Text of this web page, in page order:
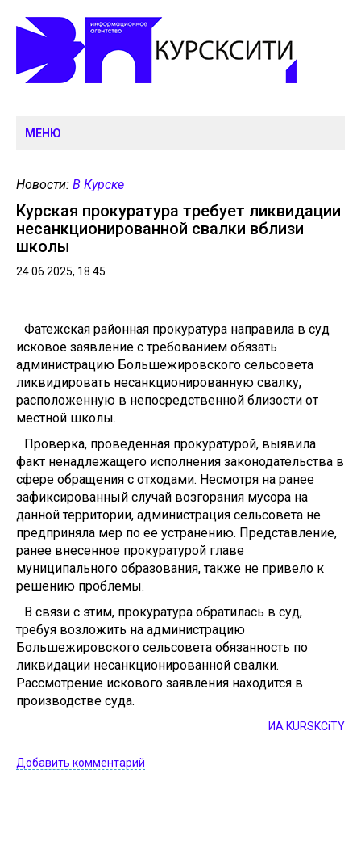
МЕНЮ
Новости: В Курске
Курская прокуратура требует ликвидации
несанкционированной свалки вблизи
школы
24.06.2025, 18.45
Фатежская районная прокуратура направила в суд
исковое заявление с требованием обязать
администрацию Большежировского сельсовета
ликвидировать несанкционированную свалку,
расположенную в непосредственной близости от
местной школы.
Проверка, проведенная прокуратурой, выявила
факт ненадлежащего исполнения законодательства в
сфере обращения с отходами. Несмотря на ранее
зафиксированный случай возгорания мусора на
данной территории, администрация сельсовета не
предприняла мер по ее устранению. Представление,
ранее внесенное прокуратурой главе
муниципального образования, также не привело к
решению проблемы.
В связи с этим, прокуратура обратилась в суд,
требуя возложить на администрацию
Большежировского сельсовета обязанность по
ликвидации несанкционированной свалки.
Рассмотрение искового заявления находится в
производстве суда.
ИА KURSKCiTY
Добавить комментарий